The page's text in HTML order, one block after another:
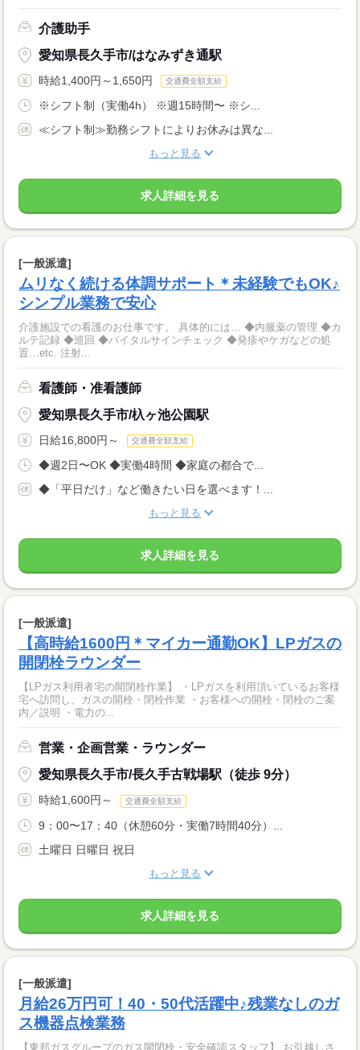
介護助手
愛知県長久手市/はなみずき通駅
時給1,400円～1,650円 交通費全額支給
※シフト制（実働4h） ※週15時間〜 ※シ...
≪シフト制≫勤務シフトによりお休みは異な...
もっと見る
求人詳細を見る
[一般派遣]
ムリなく続ける体調サポート＊未経験でもOK♪
シンプル業務で安心
介護施設での看護のお仕事です。 具体的には… ◆内服薬の管理 ◆カ
ルテ記録 ◆巡回 ◆バイタルサインチェック ◆発疹やケガなどの処
置…etc. 注射...
看護師・准看護師
愛知県長久手市/杁ヶ池公園駅
日給16,800円～ 交通費全額支給
◆週2日〜OK ◆実働4時間 ◆家庭の都合で...
◆「平日だけ」など働きたい日を選べます！...
もっと見る
求人詳細を見る
[一般派遣]
【高時給1600円＊マイカー通勤OK】LPガスの
開閉栓ラウンダー
【LPガス利用者宅の開閉栓作業】 ・LPガスを利用頂いているお客様
宅へ訪問し、ガスの開栓・閉栓作業 ・お客様への開栓・閉栓のご案
内／説明 ・電力の...
営業・企画営業・ラウンダー
愛知県長久手市/長久手古戦場駅（徒歩 9分）
時給1,600円～ 交通費全額支給
9：00〜17：40（休憩60分・実働7時間40分）...
土曜日 日曜日 祝日
もっと見る
求人詳細を見る
[一般派遣]
月給26万円可！40・50代活躍中♪残業なしのガ
ス機器点検業務
【東邦ガスグループのガス開閉栓・安全確認スタッフ】 お引越しさ